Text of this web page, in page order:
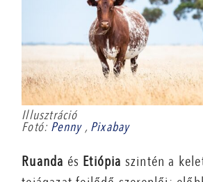
Illusztráció
Fotó: Penny, Pixabay
Ruanda és Etiópia szintén a